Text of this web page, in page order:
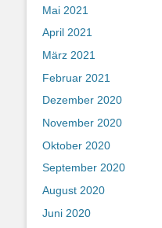
Mai 2021
April 2021
März 2021
Februar 2021
Dezember 2020
November 2020
Oktober 2020
September 2020
August 2020
Juni 2020